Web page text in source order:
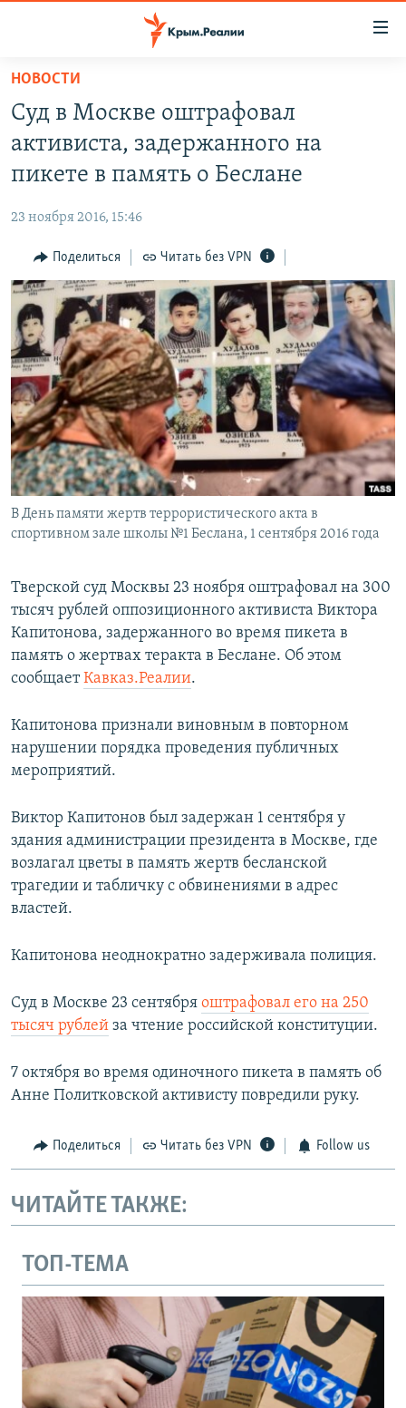
Вернуться
основному
содержанию
главной
навигации
Вернутся
поиску
СПЕЦПРОЕКТЫ
11 ЛЕТ ОККУПАЦИИ КРЫМА. 11 ИСТОРИЙ СОПРОТИВЛЕНИЯ
ЕЩЕ
ИНТЕРАКТИВ
ИНФОГРАФИКА
ТЕЛЕПРОЕКТ КРЫМ.РЕАЛИИ
СОВЕТЫ ПРАВОЗАЩИТНИКОВ
ПРОПАВШИЕ БЕЗ ВЕСТИ
ПОБЕДИТЕЛЕЙ НЕ СУДЯТ?
КРЫМ.НЕПОКОРЕННЫЙ
ELIFBE
УКРАИНСКАЯ ПРОБЛЕМА КРЫМА
РАДІО СВОБОДА
КАК ОБОЙТИ БЛОКИРОВКУ
Українською
Qırımtatar
ПРИСОЕДИНЯЙТЕСЬ!
Все сайты RFE/RL
НОВОСТИ
Суд в Москве оштрафовал
активиста, задержанного на
пикете в память о Беслане
23 ноября 2016, 15:46
Поделиться Читать без VPN
В День памяти жертв террористического акта в
спортивном зале школы №1 Беслана, 1 сентября 2016 года
Тверской суд Москвы 23 ноября оштрафовал на 300
тысяч рублей оппозиционного активиста Виктора
Капитонова, задержанного во время пикета в
память о жертвах теракта в Беслане. Об этом
сообщаетКавказ.Реалии.
Капитонова признали виновным в повторном
нарушении порядка проведения публичных
мероприятий.
Виктор Капитонов был задержан 1 сентября у
здания администрации президента в Москве, где
возлагал цветы в память жертв бесланской
трагедии и табличку с обвинениями в адрес
властей.
Капитонова неоднократно задерживала полиция.
Суд в Москве 23 сентября оштрафовал его на 250
тысяч рублей за чтение российской конституции.
7 октября во время одиночного пикета в память об
Анне Политковской активисту повредили руку.
Поделиться Читать без VPN Follow us
ЧИТАЙТЕ ТАКЖЕ:
ТОП-ТЕМА